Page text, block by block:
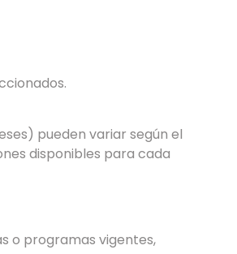
pueden variar según el
disponibles para cada
o programas vigentes,